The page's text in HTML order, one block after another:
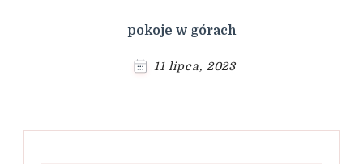
pokoje w górach
11 lipca, 2023